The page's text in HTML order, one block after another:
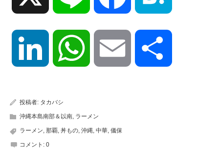
LinkedIn WhatsApp Email
投稿者: タカバシ
沖縄本島南部＆以南, ラーメン
ラーメン, 那覇, 丼もの, 沖縄, 中華, 儀保
コメント: 0